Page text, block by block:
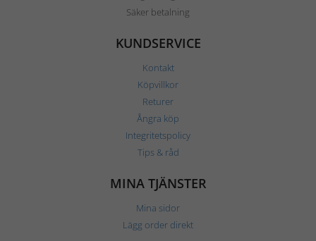
Säker betalning
KUNDSERVICE
Kontakt
Köpvillkor
Returer
Ångra köp
Integritetspolicy
Tips & råd
MINA TJÄNSTER
Mina sidor
Lägg order direkt